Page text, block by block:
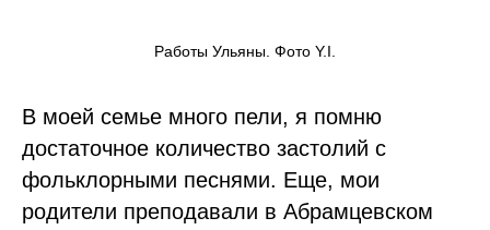
Работы Ульяны. Фото Y.I.
В моей семье много пели, я помню
достаточное количество застолий с
фольклорными песнями. Еще, мои
родители преподавали в Абрамцевском